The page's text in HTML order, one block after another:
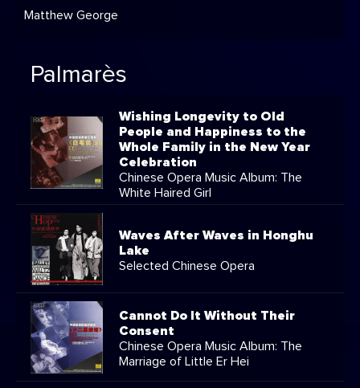
Matthew George
Palmarès
Wishing Longevity to Old
People and Happiness to the
Whole Family in the New Year
Celebration
Chinese Opera Music Album: The
White Haired Girl
Waves After Waves in Honghu
Lake
Selected Chinese Opera
Cannot Do It Without Their
Consent
Chinese Opera Music Album: The
Marriage of Little Er Hei